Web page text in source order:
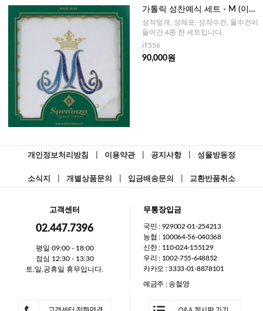
가톨릭 성찬예식 세트 - M (이태
리)
성작덮개, 성체포, 성작수건, 물수건이
들어간 4종 한 세트입니다.
iT556
90,000원
개인정보처리방침 이용약관 공지사항 성물방동정
소식지 개별상품문의 입금배송문의 교환반품취소
고객센터
02.447.7396
평일 09:00 - 18:00
점심 12:30 - 13:30
토,일,공휴일 휴무입니다.
무통장입금
국민 : 929002-01-254213
농협 : 100064-56-040368
신한 : 110-024-155129
우리 : 1002-755-648852
카카오 : 3333-01-8878101
예금주 : 송철영